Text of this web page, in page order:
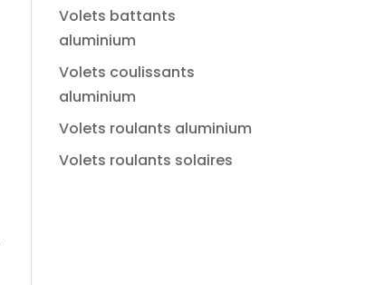
Volets battants
aluminium
Volets coulissants
aluminium
Volets roulants aluminium
Volets roulants solaires